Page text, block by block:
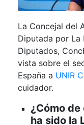
La Concejal del
Diputada por La
Diputados,
vista sobre el
España a UNIR
cuidador.
¿Cómo
ha sido la